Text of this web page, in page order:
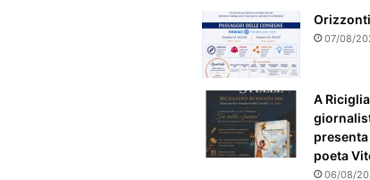
z
i
o
n
07/08/
A
poeta
06/08/